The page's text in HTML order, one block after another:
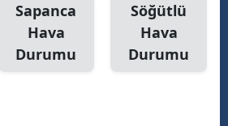
Sapanca
Hava
Durumu
Söğütlü
Hava
Durumu